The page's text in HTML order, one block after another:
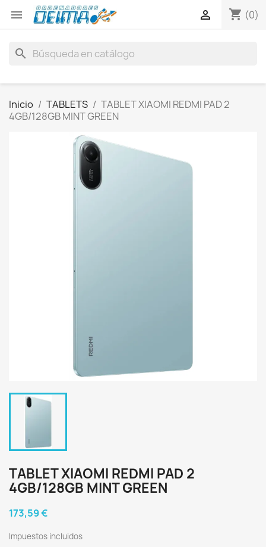
 shopping_cart (0)

search
Inicio TABLETS
TABLET XIAOMI REDMI PAD 2
4GB/128GB MINT GREEN
TABLET XIAOMI REDMI PAD 2
4GB/128GB MINT GREEN
173,59 €
Impuestos incluidos